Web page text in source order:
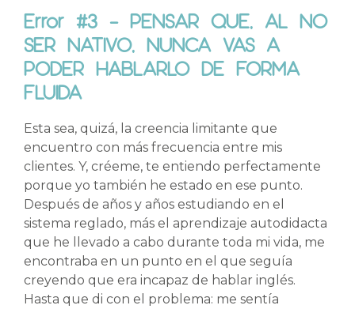
Error #3 – PENSAR QUE, AL NO
SER NATIVO, NUNCA VAS A
PODER HABLARLO DE FORMA
FLUIDA
Esta sea, quizá, la creencia limitante que
encuentro con más frecuencia entre mis
clientes. Y, créeme, te entiendo perfectamente
porque yo también he estado en ese punto.
Después de años y años estudiando en el
sistema reglado, más el aprendizaje autodidacta
que he llevado a cabo durante toda mi vida, me
encontraba en un punto en el que seguía
creyendo que era incapaz de hablar inglés.
Hasta que di con el problema: me sentía